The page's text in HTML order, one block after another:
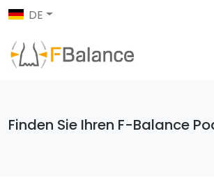
DE
Finden Sie Ihren F-Balance